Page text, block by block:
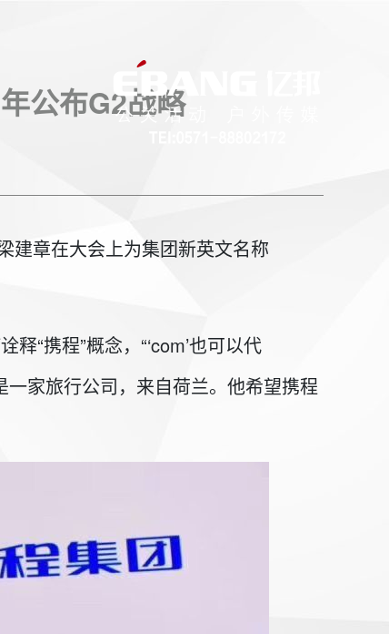
公布G2战略
建章在大会上为集团新英文名称
释“携程”概念，“‘com’也可以代
一家旅行公司，来自荷兰。他希望携程